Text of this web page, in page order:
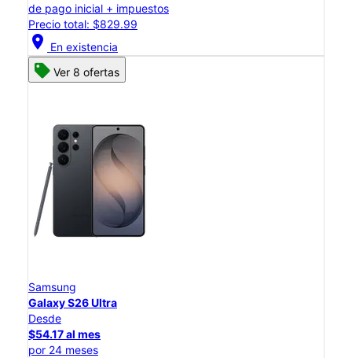
de pago inicial + impuestos
Precio total: $829.99
location_on En existencia
Ver 8 ofertas
Samsung
Galaxy S26 Ultra
Desde
$54.17 al mes
por 24 meses